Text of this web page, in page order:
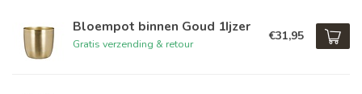
Bloempot binnen Goud 1Ijzer
Gratis verzending & retour
€31,95